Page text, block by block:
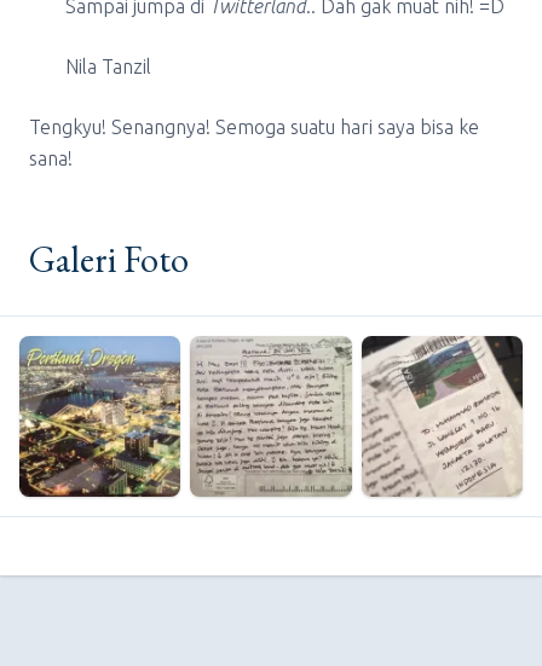
Sampai jumpa di Twitterland.. Dah gak muat nih! =D
Nila Tanzil
Tengkyu! Senangnya! Semoga suatu hari saya bisa ke
sana!
Galeri Foto